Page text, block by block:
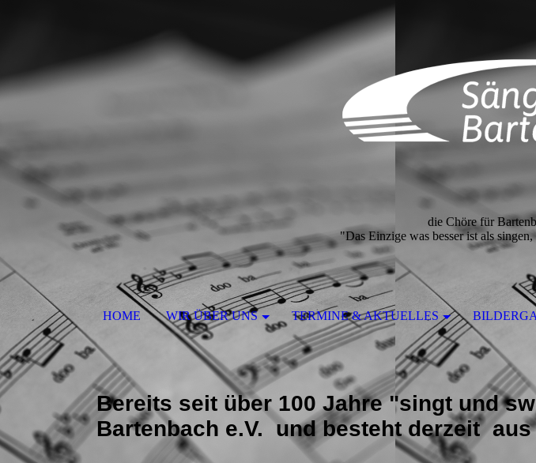
die Chöre für
"Das Einzige was besser ist als
HOME WIR ÜBER UNS TERMINE & AKTUELLES
Bereits seit über 100 Jahre "singt und
Bartenbach e.V. und besteht derzeit aus